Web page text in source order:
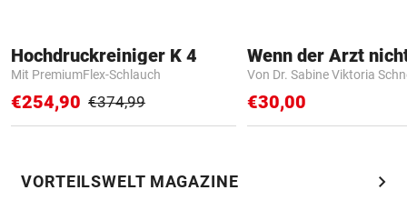
Hochdruckreiniger K 4
Mit PremiumFlex-Schlauch
€254,90 €374,99
Von Dr. Sabine Viktoria
€30,00
VORTEILSWELT MAGAZINE chevron_right